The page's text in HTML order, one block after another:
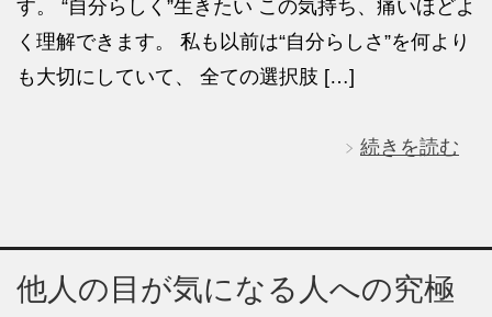
す。 “自分らしく”生きたい この気持ち、痛いほどよ
く理解できます。 私も以前は“自分らしさ”を何より
も大切にしていて、 全ての選択肢 […]
続きを読む
他人の目が気になる人への究極